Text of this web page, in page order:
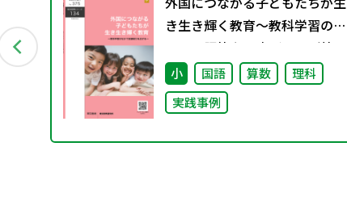
き生き輝く教育～教科学習のな
かで言語能力を広げる～（特別
課題134）
小 国語 算数
理科
実践事例